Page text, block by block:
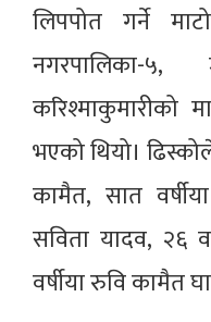
लिपपोत गर्ने
नगरपालिका-
करिश्माकुमारीको
भएको थियो।
कामैत, सात
सविता यादव, २६
वर्षीया रुवि कामैत